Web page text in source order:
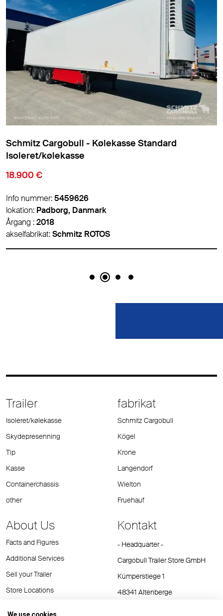
Schmitz Cargobull - Kølekasse Standard
Isoleret/kølekasse
18.900 €
Info nummer:5459626
lokation: Padborg, Danmark
Årgang :2018
akselfabrikat:Schmitz ROTOS
Trailer
Isoleret/kølekasse
Skydepresenning
Tip
Kasse
Containerchassis
other
fabrikat
Schmitz Cargobull
Kögel
Krone
Langendorf
Wielton
Fruehauf
About Us
Facts and Figures
Additional Services
Sell your Trailer
Store Locations
Kontakt
- Headquarter -
Cargobull Trailer Store GmbH
Kümperstiege 1
48341 Altenberge